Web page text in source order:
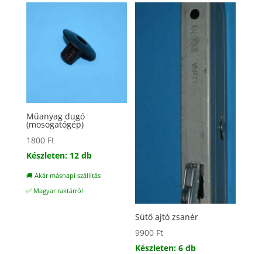
Műanyag dugó
(mosogatógép)
1800 Ft
Készleten: 12 db
🚚 Akár másnapi szállítás
✅ Magyar raktárról
Sütő ajtó zsanér
9900 Ft
Készleten: 6 db